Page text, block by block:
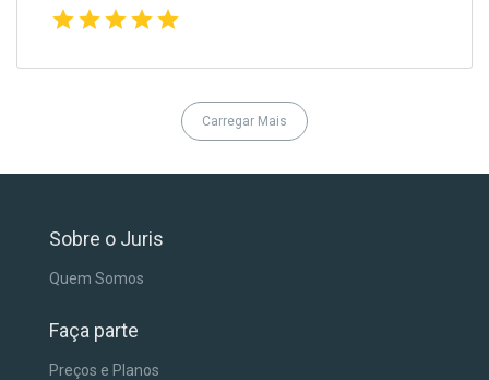
starstarstarstarstar
Carregar Mais
Sobre o Juris
Quem Somos
Faça parte
Preços e Planos